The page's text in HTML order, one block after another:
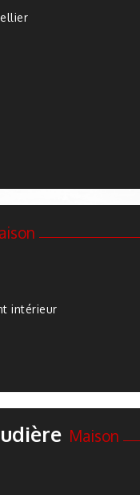
intérieur
Maison